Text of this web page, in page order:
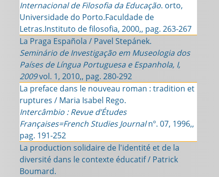
Internacional de Filosofia da Educação. orto,
Universidade do Porto.Faculdade de
Letras.Instituto de filosofia, 2000,, pag. 263-267
La Praga Española / Pavel Stepánek.
Seminário de Investigação em Museologia dos
Países de Língua Portuguesa e Espanhola, I,
2009vol. 1, 2010,, pag. 280-292
La preface dans le nouveau roman : tradition et
ruptures / Maria Isabel Rego.
Intercâmbio : Revue d’Études
Françaises=French Studies Journalnº. 07, 1996,,
pag. 191-252
La production solidaire de l'identité et de la
diversité dans le contexte éducatif / Patrick
Boumard.